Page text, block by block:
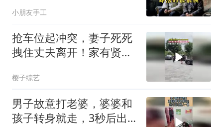
小朋友手工
抢车位起冲突，妻子死死
拽住丈夫离开！家有贤妻
樱子综艺
男子故意打老婆，婆婆和
孩子转身就走，3秒后出